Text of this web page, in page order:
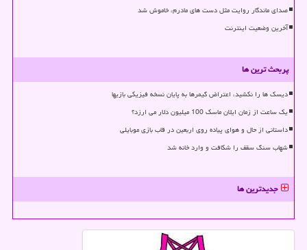
صدای ماندگار روایت مثل دست های مادرم، خاموش شد
آخرین وضعیت اینترنت
پربحث ترین ها
دیسک ها را نکشید، اعتراض گیمرها به پایان نسخه فیزیکی بازیها
یک ساعت از زمان ایلان ماسک 100 میلیون دلار می ارزد؟
داستانی از حال و هوای پیاده روی اربعین در قاب بازی موبایلی
شهاب سنگ سقف را شکافت و وارد خانه شد
جدیدترین ها